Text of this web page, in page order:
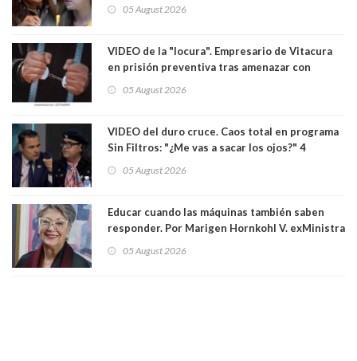
senadoras Camila Flores y Fabiola Campillai en
05 August 2026
VIDEO de la "locura". Empresario de Vitacura
en prisión preventiva tras amenazar con
Los persiguió en potente camioneta
05 August 2026
VIDEO del duro cruce. Caos total en programa
Sin Filtros: "¿Me vas a sacar los ojos?" 4
excarabinero que dejó ciego a Gustavo Gatica:
05 August 2026
Educar cuando las máquinas también saben
responder. Por Marigen Hornkohl V. exMinistra
05 August 2026